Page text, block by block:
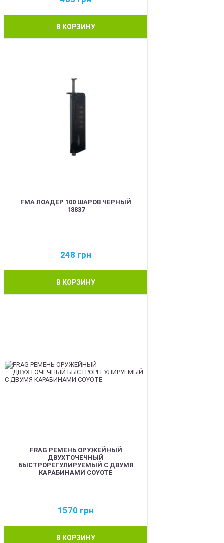
В КОРЗИНУ
FMA ЛОАДЕР 100 ШАРОВ ЧЕРНЫЙ
18837
248 грн
В КОРЗИНУ
FRAG РЕМЕНЬ ОРУЖЕЙНЫЙ
ДВУХТОЧЕЧНЫЙ
БЫСТРОРЕГУЛИРУЕМЫЙ С ДВУМЯ
КАРАБИНАМИ COYOTE
1570 грн
В КОРЗИНУ